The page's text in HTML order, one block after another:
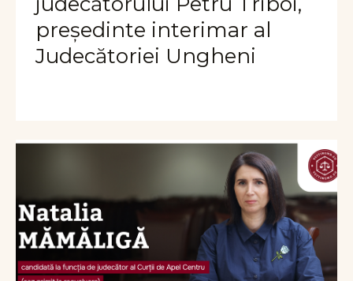
președinte interimar al
Judecătoriei Ungheni